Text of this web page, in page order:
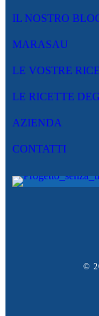
IL NOSTRO
MARASAU
LE VOSTRE
LE RICETTE
AZIENDA
CONTATTI
©